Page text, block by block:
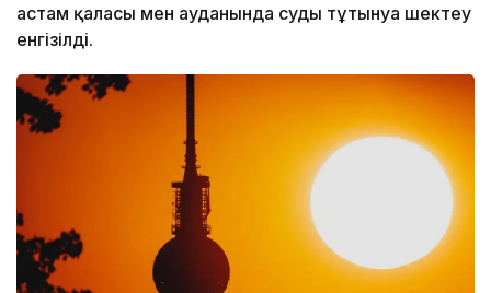
астам қаласы мен ауданында суды тұтынуға шектеу
енгізілді.